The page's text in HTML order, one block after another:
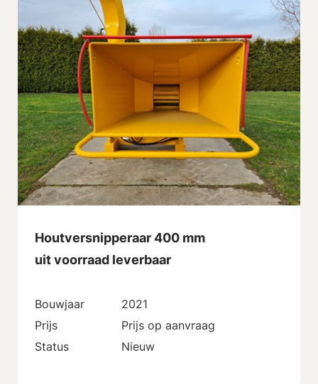
Houtversnipperaar 400 mm
uit voorraad leverbaar
Bouwjaar
2021
Prijs
Prijs op aanvraag
Status
Nieuw